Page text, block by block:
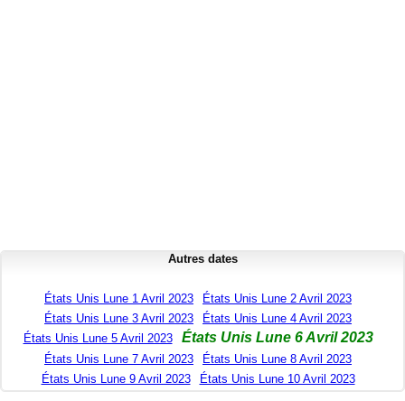
Autres dates
États Unis Lune 1 Avril 2023
États Unis Lune 2 Avril 2023
États Unis Lune 3 Avril 2023
États Unis Lune 4 Avril 2023
États Unis Lune 5 Avril 2023
États Unis Lune 6 Avril 2023
États Unis Lune 7 Avril 2023
États Unis Lune 8 Avril 2023
États Unis Lune 9 Avril 2023
États Unis Lune 10 Avril 2023